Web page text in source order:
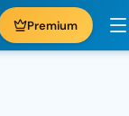
Premium